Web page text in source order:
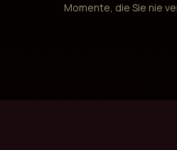
Momente, die Sie nie